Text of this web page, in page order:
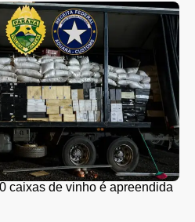
caixas de vinho é apreendida